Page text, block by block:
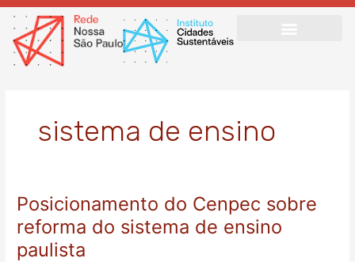
Ir
para
conteúdo
sistema de ensino
Posicionamento do Cenpec sobre
reforma do sistema de ensino
paulista
Posicionamento
Cenpec
sobre